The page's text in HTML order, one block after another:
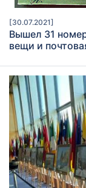
[30.07.2021]
Вышел 31
вещи и